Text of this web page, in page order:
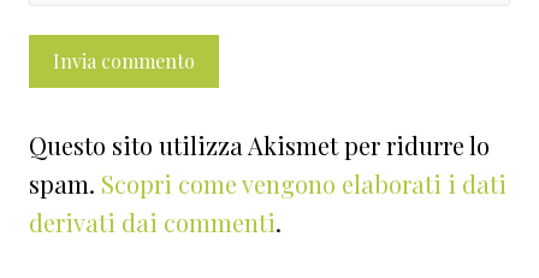
Questo sito utilizza Akismet per ridurre lo
spam. Scopri come vengono elaborati i dati
derivati dai commenti.